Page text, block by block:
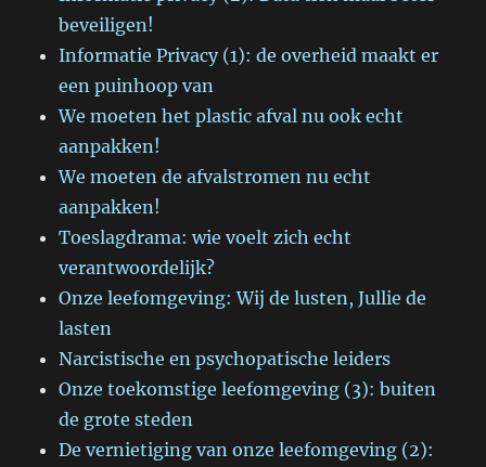
beveiligen!
Informatie Privacy (1): de overheid maakt er
een puinhoop van
We moeten het plastic afval nu ook echt
aanpakken!
We moeten de afvalstromen nu echt
aanpakken!
Toeslagdrama: wie voelt zich echt
verantwoordelijk?
Onze leefomgeving: Wij de lusten, Jullie de
lasten
Narcistische en psychopatische leiders
Onze toekomstige leefomgeving (3): buiten
de grote steden
De vernietiging van onze leefomgeving (2):